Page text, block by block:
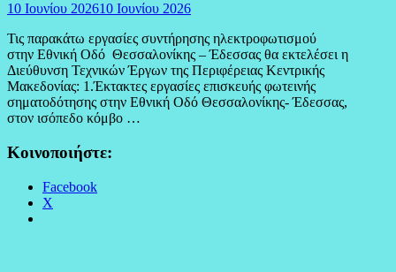
10 Ιουνίου 202610 Ιουνίου 2026
Τις παρακάτω εργασίες συντήρησης ηλεκτροφωτισμού
στην Εθνική Οδό Θεσσαλονίκης – Έδεσσας θα εκτελέσει η
Διεύθυνση Τεχνικών Έργων της Περιφέρειας Κεντρικής
Μακεδονίας: 1.Έκτακτες εργασίες επισκευής φωτεινής
σηματοδότησης στην Εθνική Οδό Θεσσαλονίκης- Έδεσσας,
στον ισόπεδο κόμβο …
Κοινοποιήστε:
Facebook
X